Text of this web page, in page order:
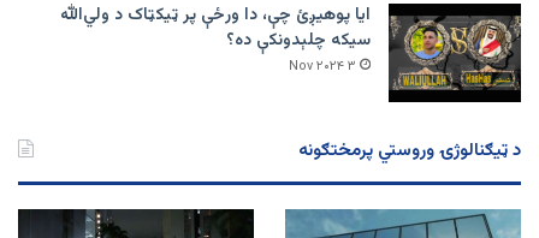
ایا پوهیږئ چې، دا ورځې پر ټيکټاک د ولي‌الله
سیکه چلېدونکې ده؟
۳ Nov ۲۰۲۴
د ټیګنالوژۍ وروستي پرمختګونه